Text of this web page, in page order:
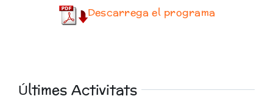
Descarrega el programa
Últimes Activitats